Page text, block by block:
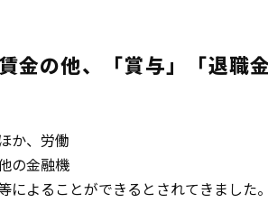
金の他、「賞与」「退職
か、労働
の金融機
よることができるとされてきました。